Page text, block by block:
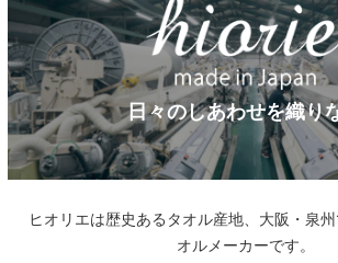
日々のしあわせを織り
ヒオリエは歴史あるタオル産地、大阪・泉
オルメーカーです。